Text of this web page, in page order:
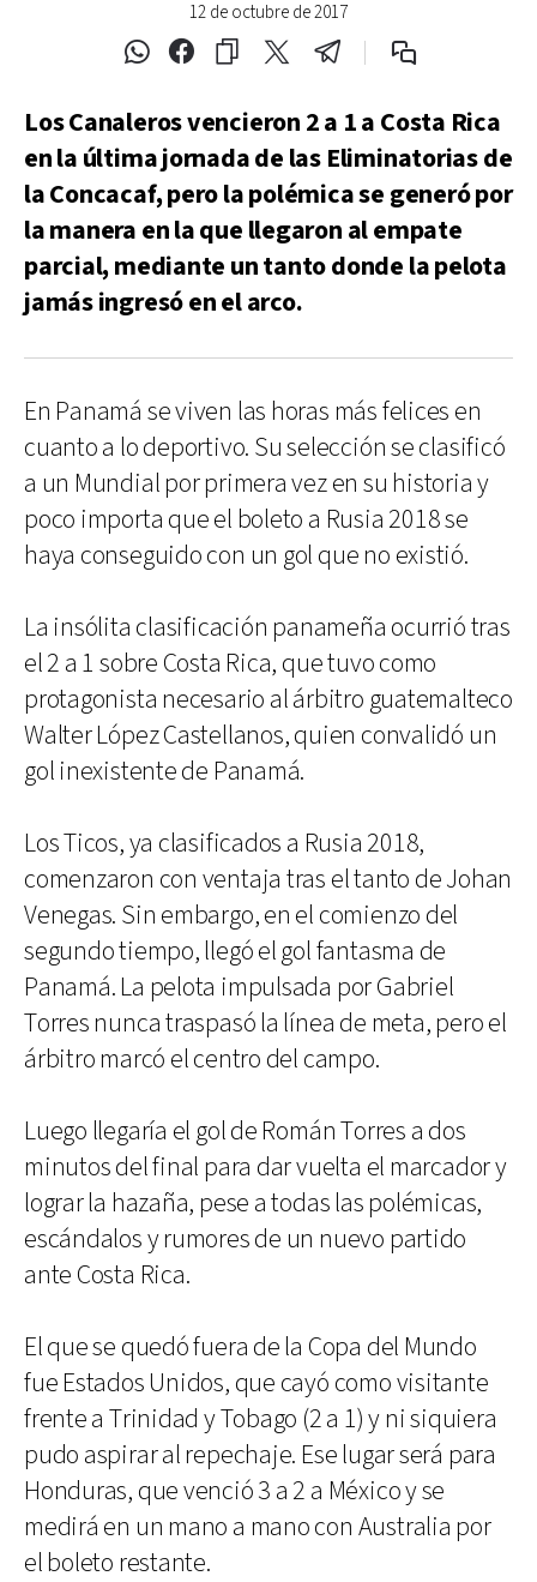
12 de octubre de 2017
Los Canaleros vencieron 2 a 1 a Costa Rica
en la última jornada de las Eliminatorias de
la Concacaf, pero la polémica se generó por
la manera en la que llegaron al empate
parcial, mediante un tanto donde la pelota
jamás ingresó en el arco.
En Panamá se viven las horas más felices en
cuanto a lo deportivo. Su selección se clasificó
a un Mundial por primera vez en su historia y
poco importa que el boleto a Rusia 2018 se
haya conseguido con un gol que no existió.
La insólita clasificación panameña ocurrió tras
el 2 a 1 sobre Costa Rica, que tuvo como
protagonista necesario al árbitro guatemalteco
Walter López Castellanos, quien convalidó un
gol inexistente de Panamá.
Los Ticos, ya clasificados a Rusia 2018,
comenzaron con ventaja tras el tanto de Johan
Venegas. Sin embargo, en el comienzo del
segundo tiempo, llegó el gol fantasma de
Panamá. La pelota impulsada por Gabriel
Torres nunca traspasó la línea de meta, pero el
árbitro marcó el centro del campo.
Luego llegaría el gol de Román Torres a dos
minutos del final para dar vuelta el marcador y
lograr la hazaña, pese a todas las polémicas,
escándalos y rumores de un nuevo partido
ante Costa Rica.
El que se quedó fuera de la Copa del Mundo
fue Estados Unidos, que cayó como visitante
frente a Trinidad y Tobago (2 a 1) y ni siquiera
pudo aspirar al repechaje. Ese lugar será para
Honduras, que venció 3 a 2 a México y se
medirá en un mano a mano con Australia por
el boleto restante.